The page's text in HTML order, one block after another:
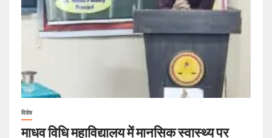
विशेष
माधव विधि महाविद्यालय में मानसिक स्वास्थ्य पर